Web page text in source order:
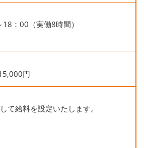
：00（実働8時間）
円
て給料を設定いたします。